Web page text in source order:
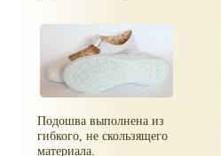
Подошва выполнена из
гибкого, не скользящего
материала.